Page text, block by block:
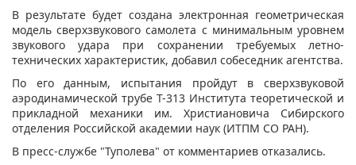
В результате будет создана электронная геометрическая
модель сверхзвукового самолета с минимальным уровнем
звукового удара при сохранении требуемых летно-
технических характеристик, добавил собеседник агентства.
По его данным, испытания пройдут в сверхзвуковой
аэродинамической трубе Т-313 Института теоретической и
прикладной механики им. Христиановича Сибирского
отделения Российской академии наук (ИТПМ СО РАН).
В пресс-службе "Туполева" от комментариев отказались.